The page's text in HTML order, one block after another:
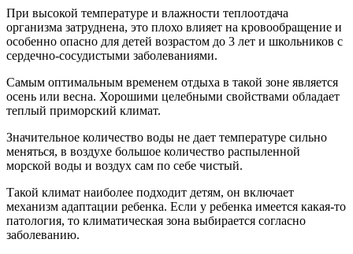
При высокой температуре и влажности теплоотдача
организма затруднена, это плохо влияет на кровообращение и
особенно опасно для детей возрастом до 3 лет и школьников с
сердечно-сосудистыми заболеваниями.
Самым оптимальным временем отдыха в такой зоне является
осень или весна. Хорошими целебными свойствами обладает
теплый приморский климат.
Значительное количество воды не дает температуре сильно
меняться, в воздухе большое количество распыленной
морской воды и воздух сам по себе чистый.
Такой климат наиболее подходит детям, он включает
механизм адаптации ребенка. Если у ребенка имеется какая-то
патология, то климатическая зона выбирается согласно
заболеванию.